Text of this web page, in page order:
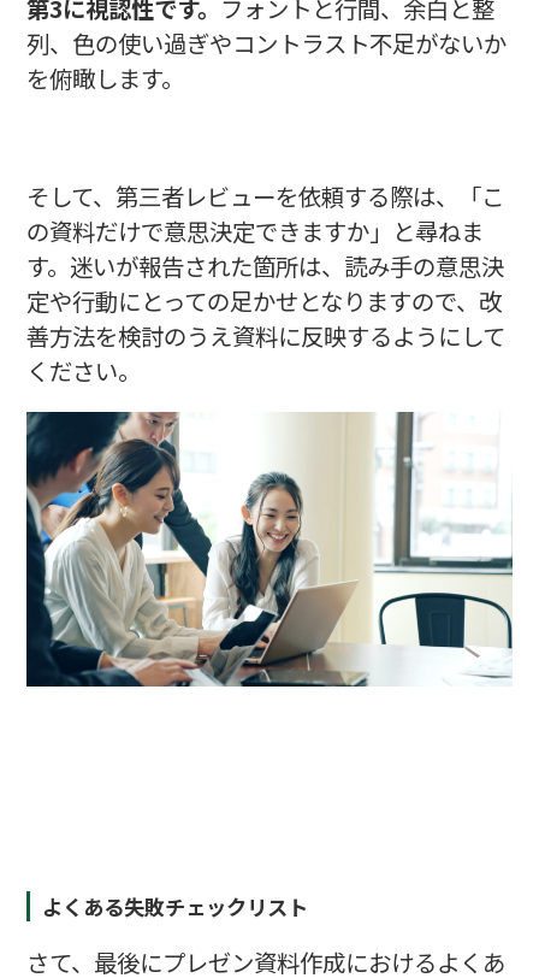
第3に視認性です。 フォントと行間、余白と整
列、色の使い過ぎやコントラスト不足がないか
を俯瞰します。
そして、第三者レビューを依頼する際は、「こ
の資料だけで意思決定できますか」と尋ねま
す。迷いが報告された箇所は、読み手の意思決
定や行動にとっての足かせとなりますので、改
善方法を検討のうえ資料に反映するようにして
ください。
よくある失敗チェックリスト
さて、最後にプレゼン資料作成におけるよくあ